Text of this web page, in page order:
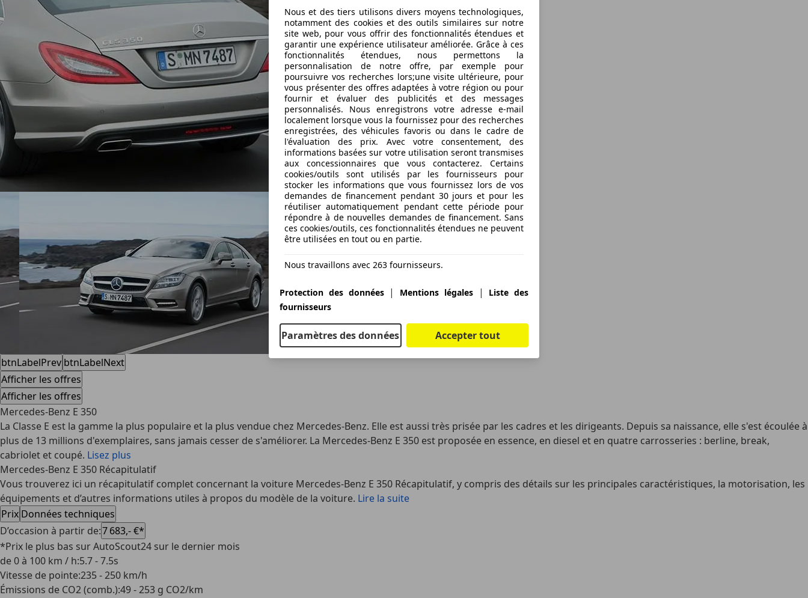
btnLabelPrev btnLabelNext
Afficher les offres
Afficher les offres
Mercedes-Benz E 350
La Classe E est la gamme la plus populaire et la plus vendue chez Mercedes-Benz. Elle est aussi très prisée par les cadres et les dirigeants. Depuis sa naissance, elle s'est écoulée à
plus de 13 millions d'exemplaires, sans jamais cesser de s'améliorer. La Mercedes-Benz E 350 est proposée en essence, en diesel et en quatre carrosseries : berline, break,
cabriolet et coupé. Lisez plus
Mercedes-Benz E 350 Récapitulatif
Vous trouverez ici un récapitulatif complet concernant la voiture Mercedes-Benz E 350 Récapitulatif, y compris des détails sur les principales caractéristiques, la motorisation, les
équipements et d’autres informations utiles à propos du modèle de la voiture. Lire la suite
Prix Données techniques
D’occasion à partir de:7 683,- €*
*Prix le plus bas sur AutoScout24 sur le dernier mois
de 0 à 100 km / h:5.7 - 7.5s
Vitesse de pointe:235 - 250 km/h
Émissions de CO2 (comb.):49 - 253 g CO2/km
Nous et des tiers utilisons divers moyens technologiques,
notamment des cookies et des outils similaires sur notre
site web, pour vous offrir des fonctionnalités étendues et
garantir une expérience utilisateur améliorée. Grâce à ces
fonctionnalités étendues, nous permettons la
personnalisation de notre offre, par exemple pour
poursuivre vos recherches lors;une visite ultérieure, pour
vous présenter des offres adaptées à votre région ou pour
fournir et évaluer des publicités et des messages
personnalisés. Nous enregistrons votre adresse e-mail
localement lorsque vous la fournissez pour des recherches
enregistrées, des véhicules favoris ou dans le cadre de
l'évaluation des prix. Avec votre consentement, des
informations basées sur votre utilisation seront transmises
aux concessionnaires que vous contacterez. Certains
cookies/outils sont utilisés par les fournisseurs pour
stocker les informations que vous fournissez lors de vos
demandes de financement pendant 30 jours et pour les
réutiliser automatiquement pendant cette période pour
répondre à de nouvelles demandes de financement. Sans
ces cookies/outils, ces fonctionnalités étendues ne peuvent
être utilisées en tout ou en partie.
Nous travaillons avec 263 fournisseurs.
Protection des données| Mentions légales|
Liste des
fournisseurs
Paramètres des données Accepter tout